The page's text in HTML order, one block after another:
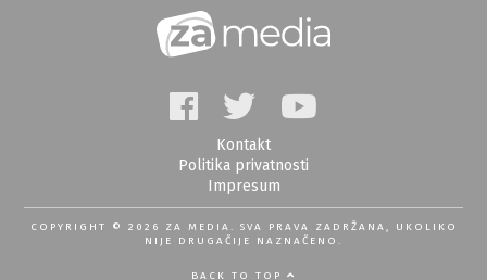
Kontakt
Politika privatnosti
Impresum
COPYRIGHT © 2026 ZA MEDIA. SVA PRAVA ZADRŽANA, UKOLIKO
NIJE DRUGAČIJE NAZNAČENO.
BACK TO TOP